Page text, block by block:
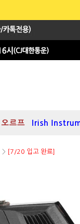
오르프 Irish
> [7/20 입고 완료]